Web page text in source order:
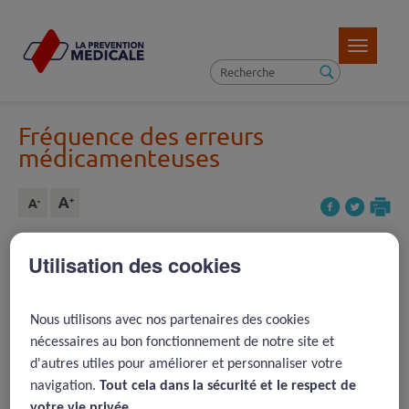
Toggle
Fréquence des erreurs
médicamenteuses
Article précédent ( 25 )
Article suivant ( 51 )
2005 - Indications indaptatées
Utilisation des cookies
Nous utilisons avec nos partenaires des cookies
nécessaires au bon fonctionnement de notre site et
d'autres utiles pour améliorer et personnaliser votre
navigation.Tout cela dans la sécurité et le respect de